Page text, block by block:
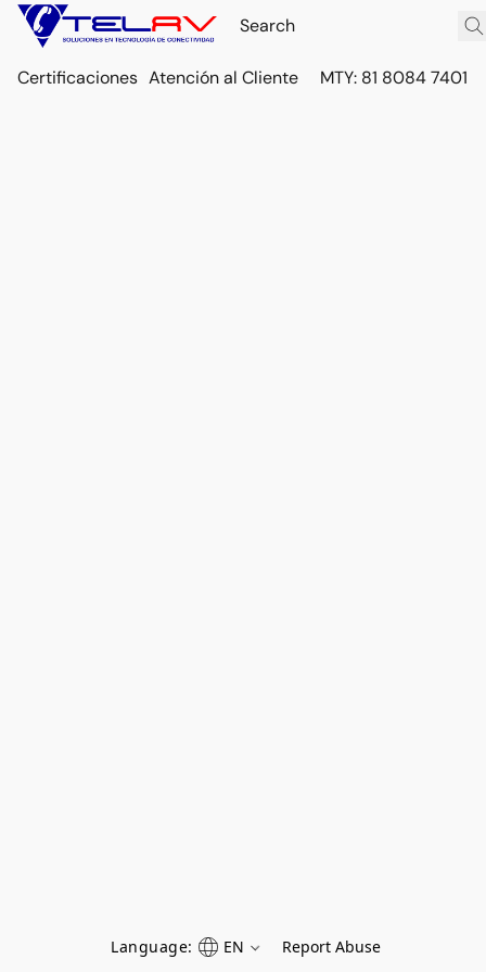
Certificaciones Atención al Cliente MTY: 81 8084 7401
Language: EN Report Abuse